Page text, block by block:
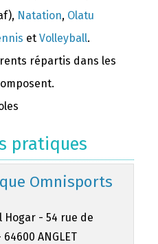
Natation, Olatu
et Volleyball.
répartis dans les
pratiques
Omnisports
Hogar - 54 rue de
ANGLET